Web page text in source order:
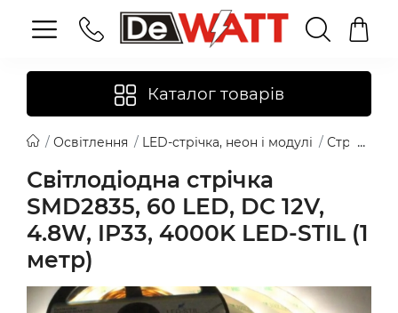
Каталог товарів
Освітлення LED-стрічка, неон і модулі Стрічка
Світлодіодна стрічка
SMD2835, 60 LED, DC 12V,
4.8W, IP33, 4000K LED-STIL (1
метр)